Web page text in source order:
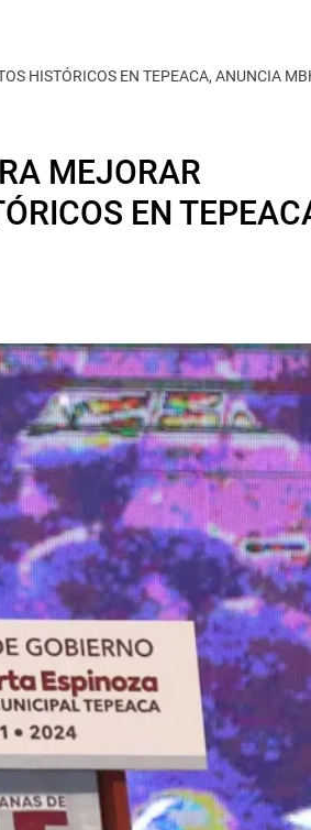
HISTÓRICOS EN TEPEACA, ANUNCIA
MEJORAR
EN